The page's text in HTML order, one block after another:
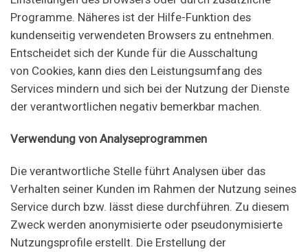
Programme. Näheres ist der Hilfe-Funktion des
kundenseitig verwendeten Browsers zu entnehmen.
Entscheidet sich der Kunde für die Ausschaltung
von Cookies, kann dies den Leistungsumfang des
Services mindern und sich bei der Nutzung der Dienste
der verantwortlichen negativ bemerkbar machen.
Verwendung von Analyseprogrammen
Die verantwortliche Stelle führt Analysen über das
Verhalten seiner Kunden im Rahmen der Nutzung seines
Service durch bzw. lässt diese durchführen. Zu diesem
Zweck werden anonymisierte oder pseudonymisierte
Nutzungsprofile erstellt. Die Erstellung der